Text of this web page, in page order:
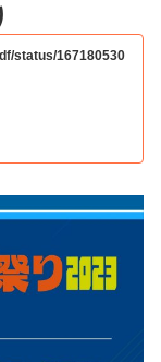
status/167180530